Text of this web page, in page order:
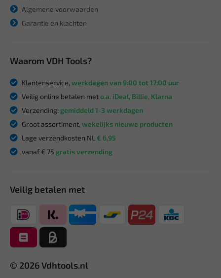
Algemene voorwaarden
Garantie en klachten
Waarom VDH Tools?
Klantenservice, werkdagen van 9:00 tot 17:00 uur
Veilig online betalen meto.a. iDeal, Billie, Klarna
Verzending: gemiddeld 1-3 werkdagen
Groot assortiment, wekelijks nieuwe producten
Lage verzendkosten NL € 6,95
vanaf € 75 gratis verzending
Veilig betalen met
© 2026 Vdhtools.nl